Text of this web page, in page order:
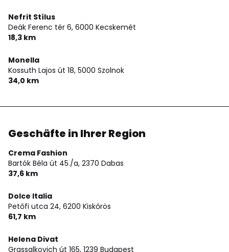
Nefrit Stílus
Deák Ferenc tér 6, 6000 Kecskemét
18,3 km
Monella
Kossuth Lajos út 18, 5000 Szolnok
34,0 km
Geschäfte in Ihrer Region
Crema Fashion
Bartók Béla út 45./a, 2370 Dabas
37,6 km
Dolce Italia
Petőfi utca 24, 6200 Kiskőrös
61,7 km
Helena Divat
Grassalkovich út 165, 1239 Budapest